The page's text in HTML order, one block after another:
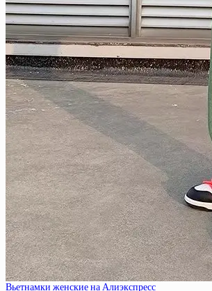
Вьетнамки женские на Алиэкспресс